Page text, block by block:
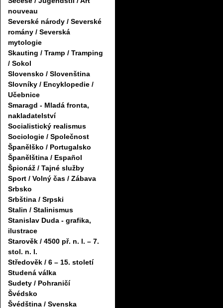
nouveau
Severské národy / Severské
romány / Severská
mytologie
Skauting / Tramp / Tramping
/ Sokol
Slovensko / Slovenština
Slovníky / Encyklopedie /
Učebnice
Smaragd - Mladá fronta,
nakladatelství
Socialistický realismus
Sociologie / Společnost
Španělško / Portugalsko
Španělština / Español
Špionáž / Tajné služby
Sport / Volný čas / Zábava
Srbsko
Srbština / Srpski
Stalin / Stalinismus
Stanislav Duda - grafika,
ilustrace
Starověk / 4500 př. n. l. – 7.
stol. n. l.
Středověk / 6 – 15. století
Studená válka
Sudety / Pohraničí
Švédsko
Švédština / Svenska